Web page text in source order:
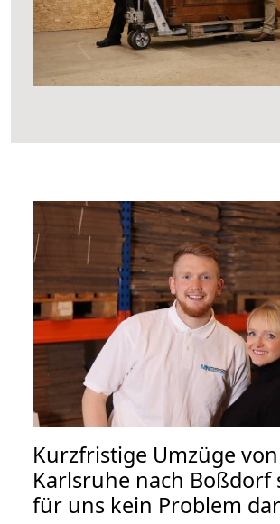
Kurzfristige Umzüge von
Karlsruhe nach Boßdorf
für uns kein Problem dar